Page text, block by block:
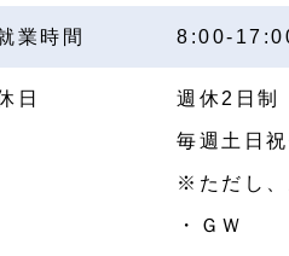
業時間 8:00-
日 週休2日
毎週土日
※ただし、
・ＧＷ